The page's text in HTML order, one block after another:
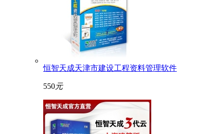
恒智天成天津市建设工程资料管理软件
550元